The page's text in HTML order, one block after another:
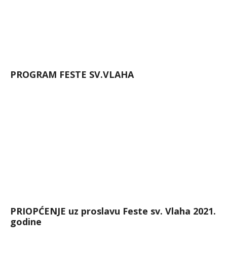
PROGRAM FESTE SV.VLAHA
PRIOPĆENJE uz proslavu Feste sv. Vlaha 2021.
godine